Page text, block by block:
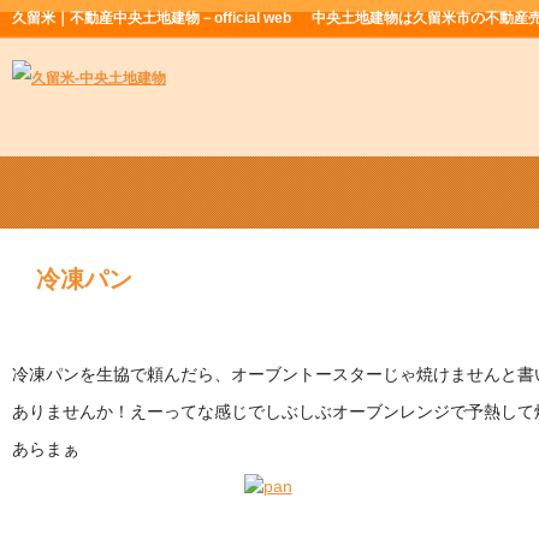
久留米｜不動産中央土地建物－official web 中央土地建物は久留米市の不動産
冷凍パン
冷凍パンを生協で頼んだら、オーブントースターじゃ焼けませんと
ありませんか！えーってな感じでしぶしぶオーブンレンジで予熱して
あらまぁ